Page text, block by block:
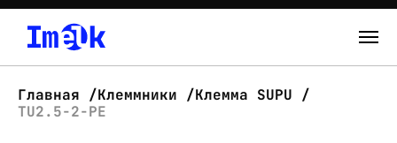
Главная Клеммники
Клемма SUPU
TU2.5-2-PE